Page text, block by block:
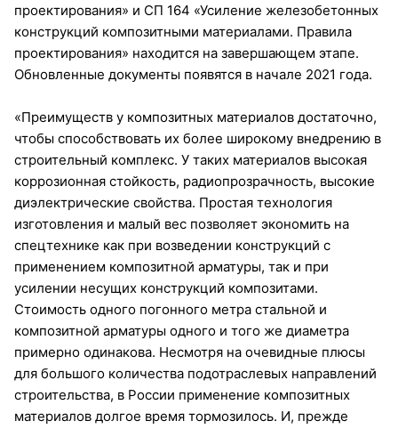
проектирования» и СП 164 «Усиление железобетонных
конструкций композитными материалами. Правила
проектирования» находится на завершающем этапе.
Обновленные документы появятся в начале 2021 года.
«Преимуществ у композитных материалов достаточно,
чтобы способствовать их более широкому внедрению в
строительный комплекс. У таких материалов высокая
коррозионная стойкость, радиопрозрачность, высокие
диэлектрические свойства. Простая технология
изготовления и малый вес позволяет экономить на
спецтехнике как при возведении конструкций с
применением композитной арматуры, так и при
усилении несущих конструкций композитами.
Стоимость одного погонного метра стальной и
композитной арматуры одного и того же диаметра
примерно одинакова. Несмотря на очевидные плюсы
для большого количества подотраслевых направлений
строительства, в России применение композитных
материалов долгое время тормозилось. И, прежде